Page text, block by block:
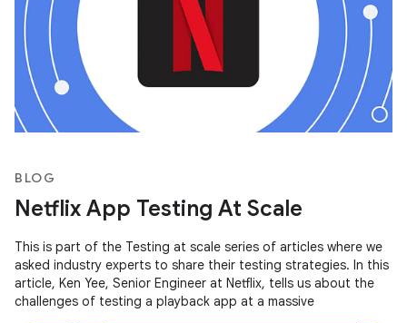
BLOG
Netflix App Testing At Scale
This is part of the Testing at scale series of articles where we
asked industry experts to share their testing strategies. In this
article, Ken Yee, Senior Engineer at Netflix, tells us about the
challenges of testing a playback app at a massive